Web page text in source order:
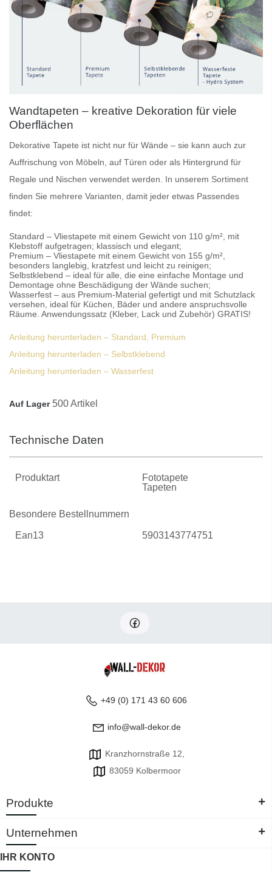
Wandtapeten – kreative Dekoration für viele
Oberflächen
Dekorative Tapete ist nicht nur für Wände – sie kann auch zur
Auffrischung von Möbeln, auf Türen oder als Hintergrund für
Regale und Nischen verwendet werden. In unserem Sortiment
finden Sie mehrere Varianten, damit jeder etwas Passendes
findet:
Standard – Vliestapete mit einem Gewicht von 110 g/m², mit
Klebstoff aufgetragen; klassisch und elegant;
Premium – Vliestapete mit einem Gewicht von 155 g/m²,
besonders langlebig, kratzfest und leicht zu reinigen;
Selbstklebend – ideal für alle, die eine einfache Montage und
Demontage ohne Beschädigung der Wände suchen;
Wasserfest – aus Premium-Material gefertigt und mit Schutzlack
versehen, ideal für Küchen, Bäder und andere anspruchsvolle
Räume. Anwendungssatz (Kleber, Lack und Zubehör) GRATIS!
Anleitung herunterladen – Standard, Premium
Anleitung herunterladen – Selbstklebend
Anleitung herunterladen – Wasserfest
Auf Lager 500 Artikel
Technische Daten
Produktart
Fototapete
Tapeten
Besondere Bestellnummern
Ean13 5903143774751
+49 (0) 171 43 60 606
info@wall-dekor.de
Kranzhornstraße 12,
83059 Kolbermoor
Produkte +
Unternehmen +
IHR KONTO